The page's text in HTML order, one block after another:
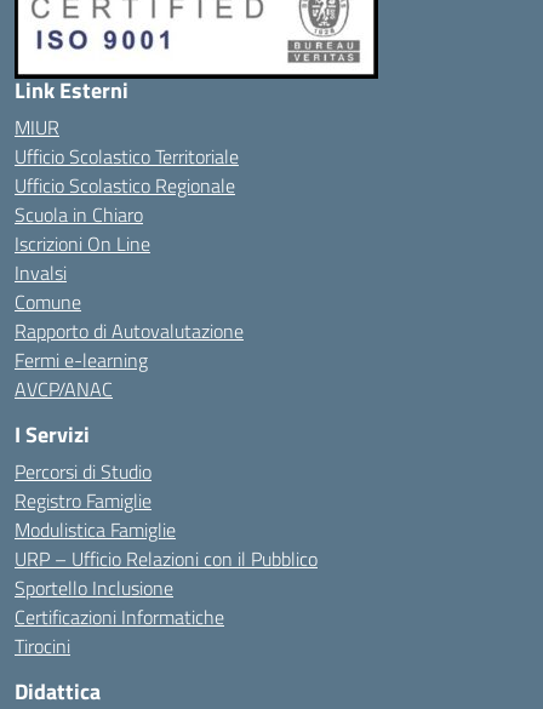
Link Esterni
MIUR
Ufficio Scolastico Territoriale
Ufficio Scolastico Regionale
Scuola in Chiaro
Iscrizioni On Line
Invalsi
Comune
Rapporto di Autovalutazione
Fermi e-learning
AVCP/ANAC
I Servizi
Percorsi di Studio
Registro Famiglie
Modulistica Famiglie
URP – Ufficio Relazioni con il Pubblico
Sportello Inclusione
Certificazioni Informatiche
Tirocini
Didattica